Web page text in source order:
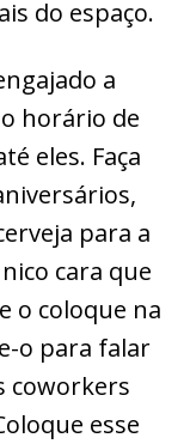
do espaço.
a
horário de
eles. Faça
para a
cara que
o coloque na
o para falar
coworkers
esse